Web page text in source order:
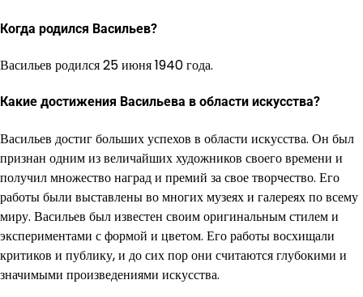
Когда родился Васильев?
Васильев родился 25 июня 1940 года.
Какие достижения Васильева в области искусства?
Васильев достиг больших успехов в области искусства. Он был
признан одним из величайших художников своего времени и
получил множество наград и премий за свое творчество. Его
работы были выставлены во многих музеях и галереях по всему
миру. Васильев был известен своим оригинальным стилем и
экспериментами с формой и цветом. Его работы восхищали
критиков и публику, и до сих пор они считаются глубокими и
значимыми произведениями искусства.